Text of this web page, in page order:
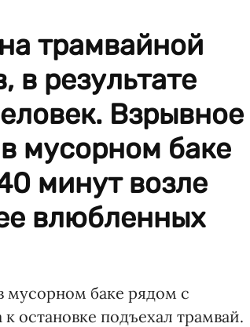
трамвайной
в результате
Взрывное
мусорном баке
минут возле
влюбленных
мусорном баке рядом с
остановке подъехал трамвай.